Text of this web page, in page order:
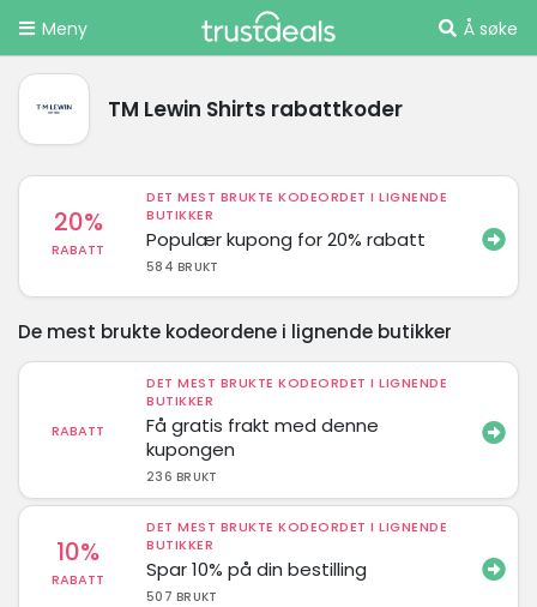
Meny Å søke
TM Lewin Shirts rabattkoder
20%
RABATT
DET MEST BRUKTE KODEORDET I LIGNENDE
BUTIKKER
Populær kupong for 20% rabatt
584 BRUKT
De mest brukte kodeordene i lignende butikker
RABATT
DET MEST BRUKTE KODEORDET I LIGNENDE
BUTIKKER
Få gratis frakt med denne
kupongen
236 BRUKT
10%
RABATT
DET MEST BRUKTE KODEORDET I LIGNENDE
BUTIKKER
Spar 10% på din bestilling
507 BRUKT